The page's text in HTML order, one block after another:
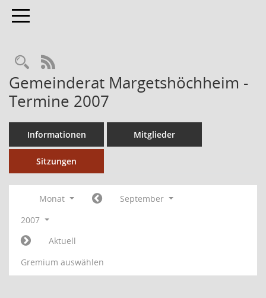
Toggle navigation
RSS-Feed
Gemeinderat Margetshöchheim -
Termine 2007
Informationen Mitglieder
Sitzungen
Monat
September
2007
Aktuell
Gremium auswählen